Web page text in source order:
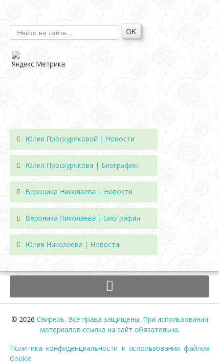
OK
Юлии Проскуряковой | Новости
Юлия Проскурякова | Биография
Вероника Николаева | Новости
Вероника Николаева | Биография
Юлия Николаева | Новости
© 2026 Свирель. Все права защищены. При использовании
материалов ссылка на сайт обязательна.
Политика конфиденциальности и использования файлов
Cookie